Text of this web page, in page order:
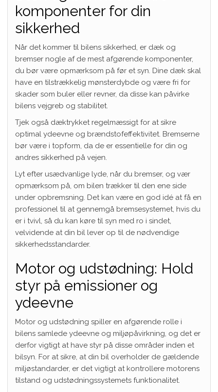
komponenter for din
sikkerhed
Når det kommer til bilens sikkerhed, er dæk og
bremser nogle af de mest afgørende komponenter,
du bør være opmærksom på før et syn. Dine dæk skal
have en tilstrækkelig mønsterdybde og være fri for
skader som buler eller revner, da disse kan påvirke
bilens vejgreb og stabilitet.
Tjek også dæktrykket regelmæssigt for at sikre
optimal ydeevne og brændstofeffektivitet. Bremserne
bør være i topform, da de er essentielle for din og
andres sikkerhed på vejen.
Lyt efter usædvanlige lyde, når du bremser, og vær
opmærksom på, om bilen trækker til den ene side
under opbremsning. Det kan være en god idé at få en
professionel til at gennemgå bremsesystemet, hvis du
er i tvivl, så du kan køre til syn med ro i sindet,
velvidende at din bil lever op til de nødvendige
sikkerhedsstandarder.
Motor og udstødning: Hold
styr på emissioner og
ydeevne
Motor og udstødning spiller en afgørende rolle i
bilens samlede ydeevne og miljøpåvirkning, og det er
derfor vigtigt at have styr på disse områder inden et
bilsyn. For at sikre, at din bil overholder de gældende
miljøstandarder, er det vigtigt at kontrollere motorens
tilstand og udstødningssystemets funktionalitet.